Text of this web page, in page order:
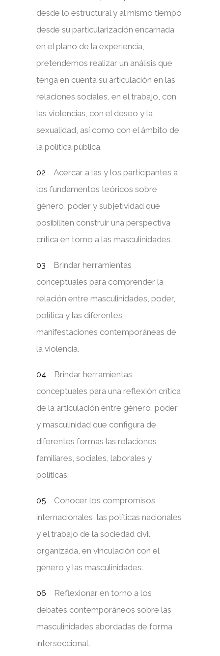
desde lo estructural y al mismo tiempo
desde su particularización encarnada
en el plano de la experiencia,
pretendemos realizar un análisis que
tenga en cuenta su articulación en las
relaciones sociales, en el trabajo, con
las violencias, con el deseo y la
sexualidad, así como con el ámbito de
la política pública.
Acercar a las y los participantes a
los fundamentos teóricos sobre
género, poder y subjetividad que
posibiliten construir una perspectiva
crítica en torno a las masculinidades.
Brindar herramientas
conceptuales para comprender la
relación entre masculinidades, poder,
política y las diferentes
manifestaciones contemporáneas de
la violencia.
Brindar herramientas
conceptuales para una reflexión crítica
de la articulación entre género, poder
y masculinidad que configura de
diferentes formas las relaciones
familiares, sociales, laborales y
políticas.
Conocer los compromisos
internacionales, las políticas nacionales
y el trabajo de la sociedad civil
organizada, en vinculación con el
género y las masculinidades.
Reflexionar en torno a los
debates contemporáneos sobre las
masculinidades abordadas de forma
interseccional.